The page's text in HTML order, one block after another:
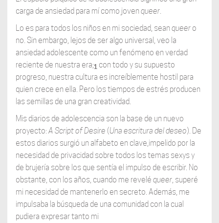
carga de ansiedad para mí como joven queer.
Lo es para todos los niños en mi sociedad, sean queero
no. Sin embargo, lejos de ser algo universal, veo la
ansiedad adolescente como un fenómeno en verdad
reciente de nuestra era;1 con todo y su supuesto
progreso, nuestra cultura es increíblemente hostil para
quien crece en ella. Pero los tiempos de estrés producen
las semillas de una gran creatividad.
Mis diarios de adolescencia son la base de un nuevo
proyecto: A Script of Desire (Una escritura deldeseo). De
estos diarios surgió un alfabeto en clave,impelido por la
necesidad de privacidad sobre todos los temas sexys y
de brujería sobre los que sentía el impulso de escribir. No
obstante, con los años, cuando me revelé queer, superé
mi necesidad de mantenerlo en secreto. Además, me
impulsaba la búsqueda de una comunidad con la cual
pudiera expresar tanto mi